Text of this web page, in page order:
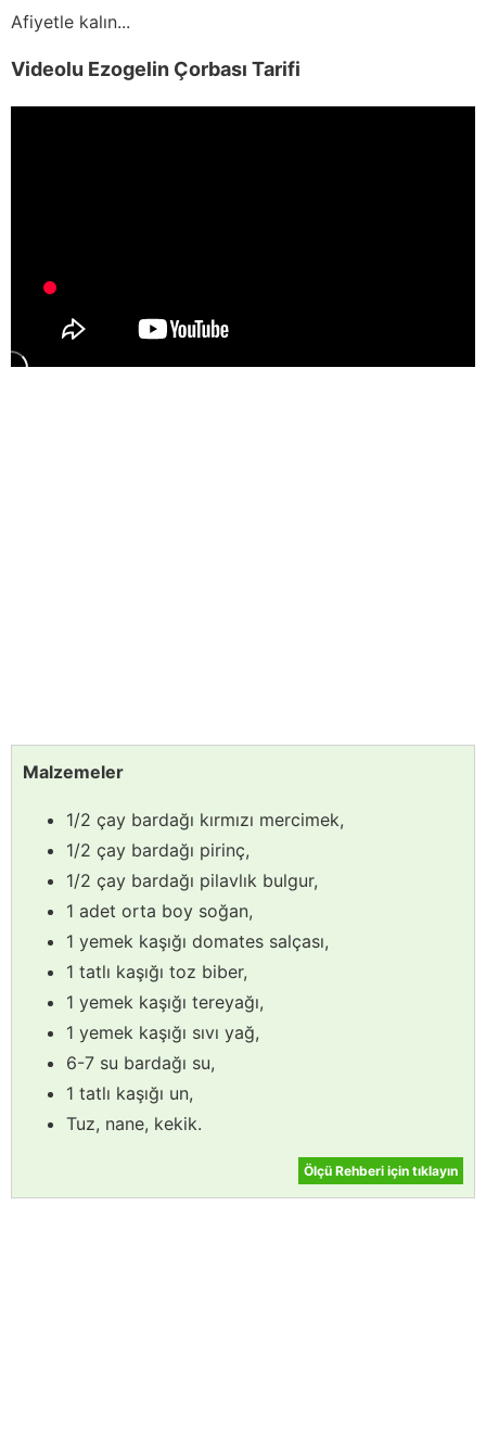
Afiyetle kalın...
Videolu Ezogelin Çorbası Tarifi
Malzemeler
1/2 çay bardağı kırmızı mercimek,
1/2 çay bardağı pirinç,
1/2 çay bardağı pilavlık bulgur,
1 adet orta boy soğan,
1 yemek kaşığı domates salçası,
1 tatlı kaşığı toz biber,
1 yemek kaşığı tereyağı,
1 yemek kaşığı sıvı yağ,
6-7 su bardağı su,
1 tatlı kaşığı un,
Tuz, nane, kekik.
Ölçü Rehberi için tıklayın